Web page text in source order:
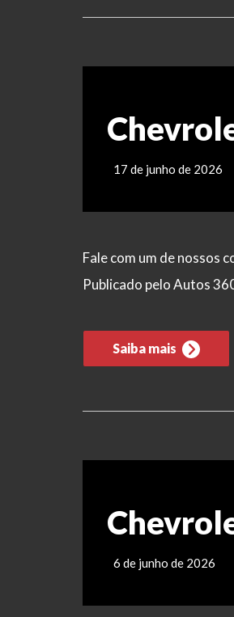
17 de junho de 2026
Fale com um de nossos
Publicado pelo Autos
Saiba mais
6 de junho de 2026